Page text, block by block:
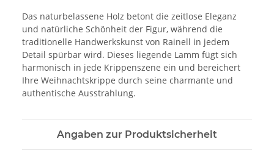
Das naturbelassene Holz betont die zeitlose Eleganz
und natürliche Schönheit der Figur, während die
traditionelle Handwerkskunst von Rainell in jedem
Detail spürbar wird. Dieses liegende Lamm fügt sich
harmonisch in jede Krippenszene ein und bereichert
Ihre Weihnachtskrippe durch seine charmante und
authentische Ausstrahlung.
Angaben zur Produktsicherheit